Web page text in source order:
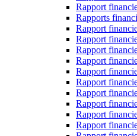
Rapport
Rapports
Rapport
Rapport
Rapport
Rapport
Rapport
Rapport
Rapport
Rapport
Rapport
Rapport